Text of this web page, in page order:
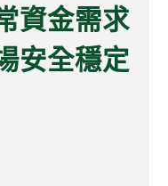
資金需求
安全穩定